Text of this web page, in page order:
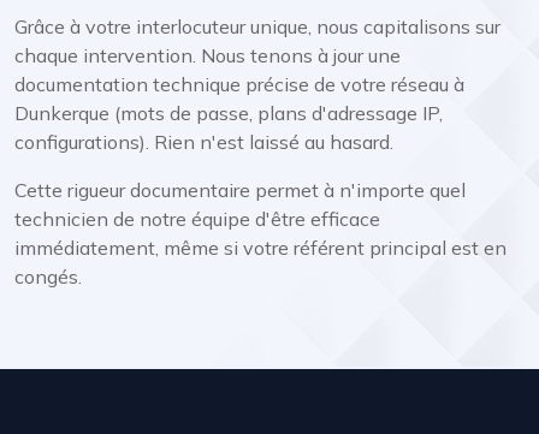
Grâce à votre interlocuteur unique, nous capitalisons sur
chaque intervention. Nous tenons à jour une
documentation technique précise de votre réseau à
Dunkerque (mots de passe, plans d'adressage IP,
configurations). Rien n'est laissé au hasard.
Cette rigueur documentaire permet à n'importe quel
technicien de notre équipe d'être efficace
immédiatement, même si votre référent principal est en
congés.